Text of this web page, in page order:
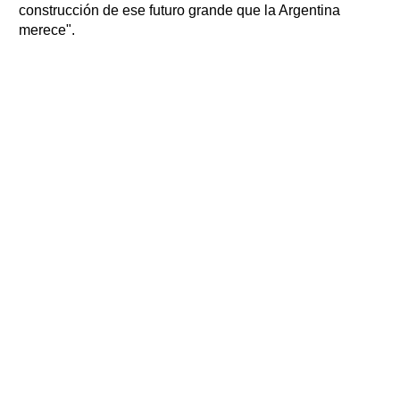
construcción de ese futuro grande que la Argentina
merece".